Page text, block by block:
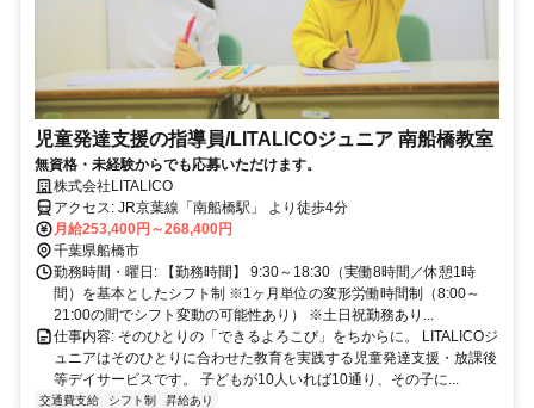
児童発達支援の指導員/LITALICOジュニア 南船橋教室
無資格・未経験からでも応募いただけます。
株式会社LITALICO
アクセス: JR京葉線「南船橋駅」 より徒歩4分
月給253,400円～268,400円
千葉県船橋市
勤務時間・曜日: 【勤務時間】 9:30～18:30（実働8時間／休憩1時
間）を基本としたシフト制 ※1ヶ月単位の変形労働時間制（8:00～
21:00の間でシフト変動の可能性あり） ※土日祝勤務あり...
仕事内容: そのひとりの「できるよろこび」をちからに。 LITALICOジ
ュニアはそのひとりに合わせた教育を実践する児童発達支援・放課後
等デイサービスです。 子どもが10人いれば10通り、その子に...
交通費支給 シフト制 昇給あり